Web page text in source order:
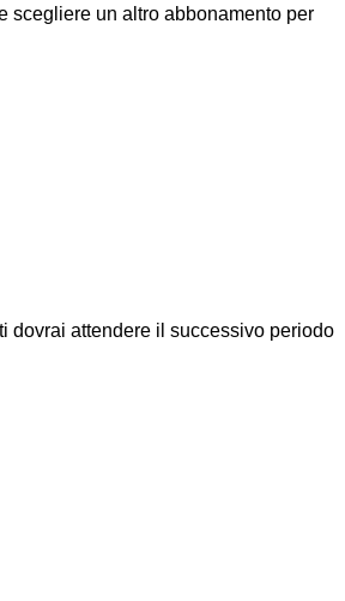
scegliere un altro abbonamento per
dovrai attendere il successivo periodo